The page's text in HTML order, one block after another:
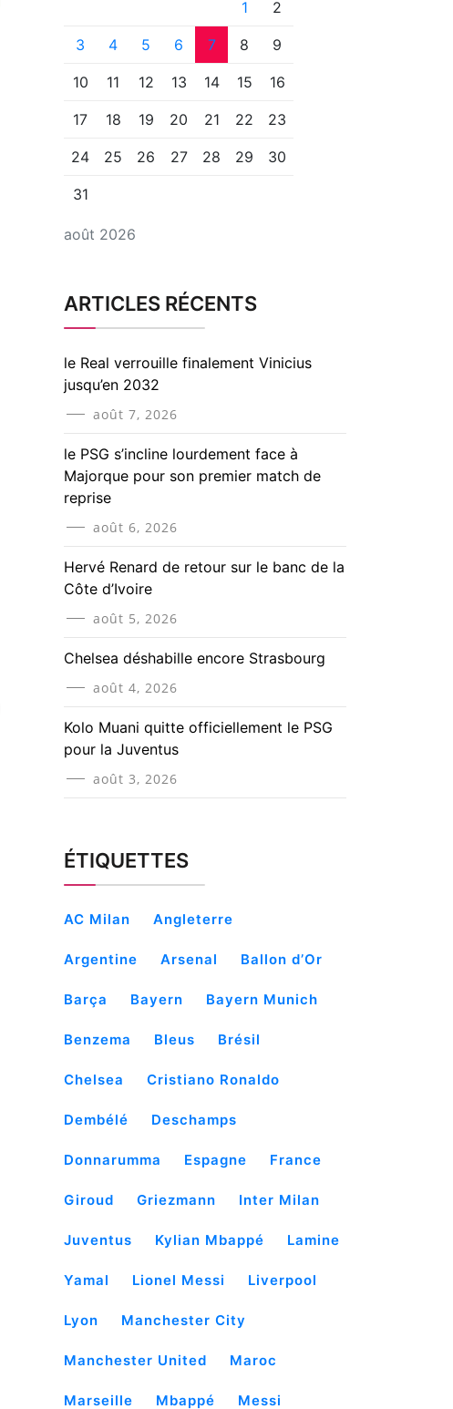
août 2026
1 2
3 4 5 6 7 8 9
10 11 12 13 14 15 16
17 18 19 20 21 22 23
24 25 26 27 28 29 30
31
ARTICLES RÉCENTS
le Real verrouille finalement Vinicius
jusqu’en 2032
août 7, 2026
le PSG s’incline lourdement face à
Majorque pour son premier match de
reprise
août 6, 2026
Hervé Renard de retour sur le banc de la
Côte d’Ivoire
août 5, 2026
Chelsea déshabille encore Strasbourg
août 4, 2026
Kolo Muani quitte officiellement le PSG
pour la Juventus
août 3, 2026
ÉTIQUETTES
AC Milan Angleterre
Argentine Arsenal Ballon d’Or
Barça Bayern Bayern Munich
Benzema Bleus Brésil
Chelsea Cristiano Ronaldo
Dembélé Deschamps
Donnarumma Espagne France
Giroud Griezmann Inter Milan
Juventus Kylian Mbappé Lamine
Yamal Lionel Messi Liverpool
Lyon Manchester City
Manchester United Maroc
Marseille Mbappé Messi